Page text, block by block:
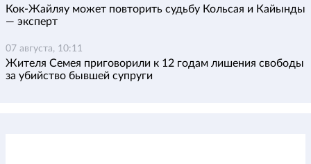
Кок-Жайляу может повторить судьбу Кольсая и Кайынды
— эксперт
07 августа, 10:11
Жителя Семея приговорили к 12 годам лишения свободы
за убийство бывшей супруги